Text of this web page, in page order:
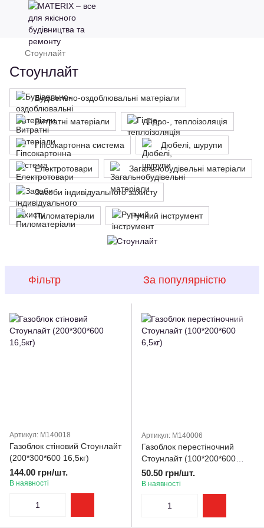
Стоунлайт
Стоунлайт
Будівельно-оздоблювальні матеріали
Витратні матеріали Гідро-, теплоізоляція
Гіпсокартонна система Дюбелі, шурупи
Електротовари Загальнобудівельні матеріали
Засоби індивідуального захисту
Пиломатеріали Ручний інструмент
Фільтр За популярністю
Артикул: M140018
Газоблок стіновий Стоунлайт
(200*300*600 16,5кг)
144.00 грн/шт.
В наявності
Артикул: M140006
Газоблок перестіночний
Стоунлайт (100*200*600
6,5кг)
50.50 грн/шт.
В наявності